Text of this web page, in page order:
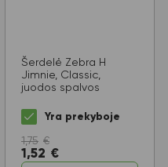
Šerdelė Zebra H
Jimnie, Classic,
juodos spalvos
Yra prekyboje
1,75 €
1,52 €